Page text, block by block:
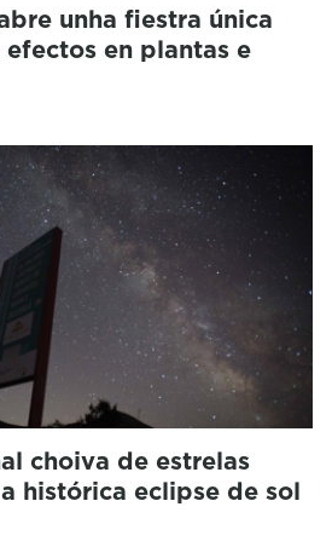
unha fiestra única
en plantas e
choiva de estrelas
histórica eclipse de sol